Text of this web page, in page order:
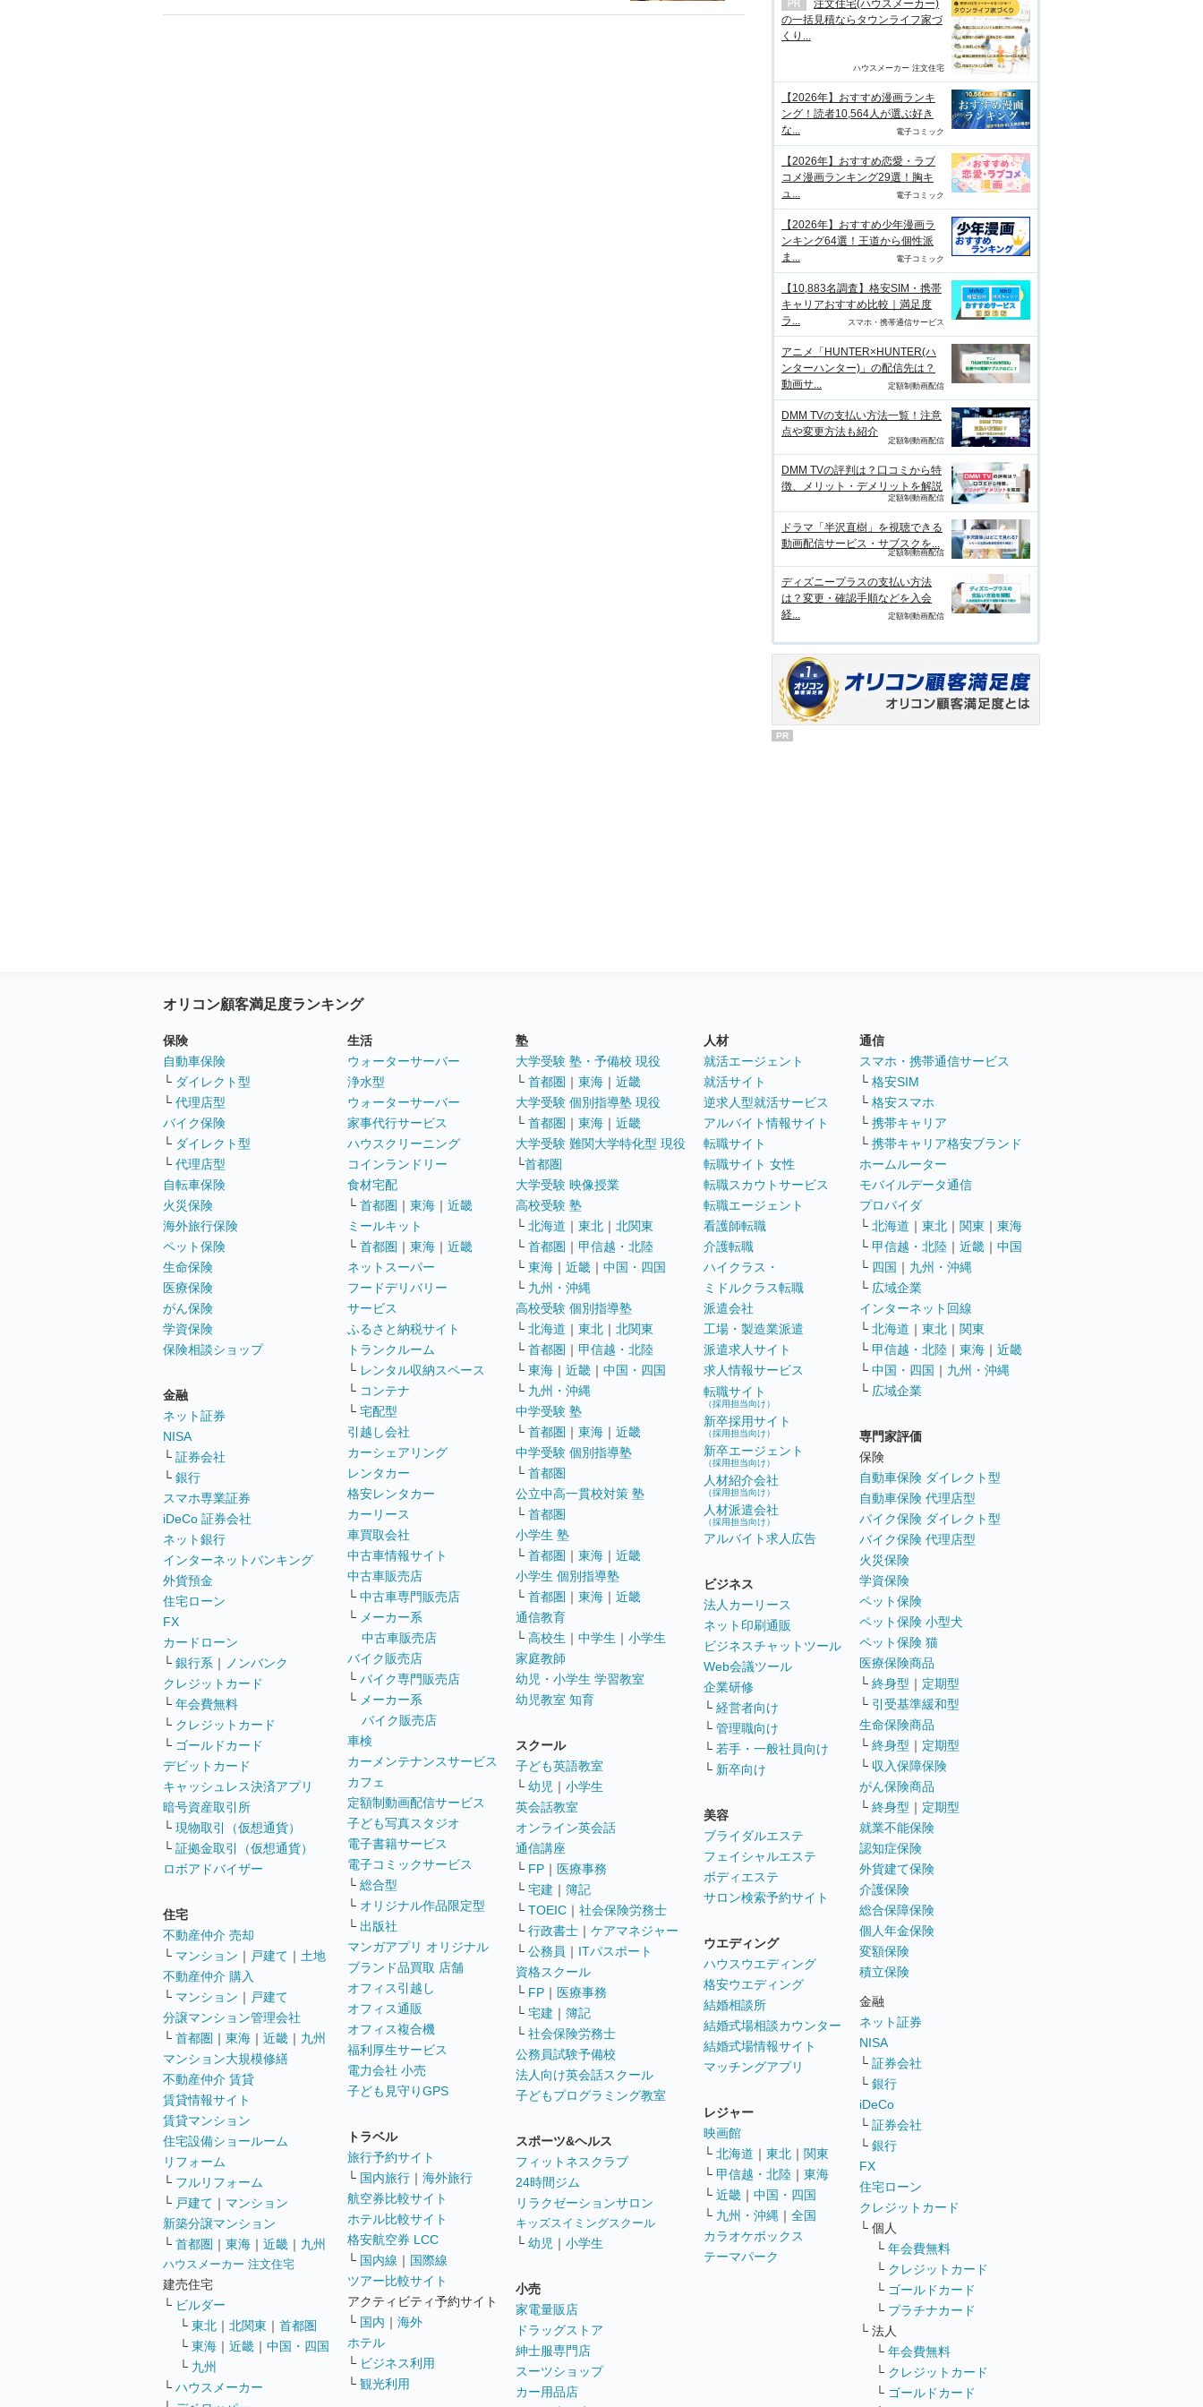
注文住宅(ハウスメーカー)
の一括見積ならタウンライフ家づ
くり...
ハウスメーカー 注文住宅
【2026年】おすすめ漫画ランキ
ング！読者10,564人が選ぶ好き
な...
電子コミック
【2026年】おすすめ恋愛・ラブ
コメ漫画ランキング29選！胸キ
ュ...
電子コミック
【2026年】おすすめ少年漫画ラ
ンキング64選！王道から個性派
ま...
電子コミック
【10,883名調査】格安SIM・携帯
キャリアおすすめ比較｜満足度
ラ...
スマホ・携帯通信サービス
アニメ「HUNTER×HUNTER(ハ
ンターハンター)」の配信先は？
動画サ...
定額制動画配信
DMM TVの支払い方法一覧！注意
点や変更方法も紹介
定額制動画配信
DMM TVの評判は？口コミから特
徴、メリット・デメリットを解説
定額制動画配信
ドラマ「半沢直樹」を視聴できる
動画配信サービス・サブスクを...
定額制動画配信
ディズニープラスの支払い方法
は？変更・確認手順などを入会
経...
定額制動画配信
PR
オリコン顧客満足度ランキング
保険
自動車保険
└ ダイレクト型
└ 代理店型
バイク保険
└ ダイレクト型
└ 代理店型
自転車保険
火災保険
海外旅行保険
ペット保険
生命保険
医療保険
がん保険
学資保険
保険相談ショップ
金融
ネット証券
NISA
└ 証券会社
└ 銀行
スマホ専業証券
iDeCo 証券会社
ネット銀行
インターネットバンキング
外貨預金
住宅ローン
FX
カードローン
└ 銀行系 ｜
ノンバンク
クレジットカード
└ 年会費無料
└ クレジットカード
└ ゴールドカード
デビットカード
キャッシュレス決済アプリ
暗号資産取引所
└ 現物取引（仮想通貨）
└ 証拠金取引（仮想通貨）
ロボアドバイザー
住宅
不動産仲介 売却
└ マンション ｜ 戸建て ｜ 土地
不動産仲介 購入
└ マンション ｜ 戸建て
分譲マンション管理会社
└ 首都圏 ｜ 東海 ｜ 近畿 ｜ 九州
マンション大規模修繕
不動産仲介 賃貸
賃貸情報サイト
賃貸マンション
住宅設備ショールーム
リフォーム
└ フルリフォーム
└ 戸建て ｜ マンション
新築分譲マンション
└ 首都圏 ｜ 東海 ｜ 近畿 ｜ 九州
ハウスメーカー 注文住宅
建売住宅
└ ビルダー
└ 東北 ｜ 北関東 ｜ 首都圏
└ 東海 ｜ 近畿 ｜ 中国・四国
└ 九州
└ ハウスメーカー
生活
ウォーターサーバー
浄水型
ウォーターサーバー
家事代行サービス
ハウスクリーニング
コインランドリー
食材宅配
└ 首都圏 ｜ 東海 ｜ 近畿
ミールキット
└ 首都圏 ｜ 東海 ｜ 近畿
ネットスーパー
フードデリバリー
サービス
ふるさと納税サイト
トランクルーム
└ レンタル収納スペース
└ コンテナ
└ 宅配型
引越し会社
カーシェアリング
レンタカー
格安レンタカー
カーリース
車買取会社
中古車情報サイト
中古車販売店
└ 中古車専門販売店
└ メーカー系
中古車販売店
バイク販売店
└ バイク専門販売店
└ メーカー系
バイク販売店
車検
カーメンテナンスサービス
カフェ
定額制動画配信サービス
子ども写真スタジオ
電子書籍サービス
電子コミックサービス
└ 総合型
└ オリジナル作品限定型
└ 出版社
マンガアプリ オリジナル
ブランド品買取 店舗
オフィス引越し
オフィス通販
オフィス複合機
福利厚生サービス
電力会社 小売
子ども見守りGPS
トラベル
旅行予約サイト
└ 国内旅行 ｜ 海外旅行
航空券比較サイト
ホテル比較サイト
格安航空券 LCC
└ 国内線 ｜ 国際線
ツアー比較サイト
アクティビティ予約サイト
└ 国内 ｜ 海外
ホテル
└ ビジネス利用
└ 観光利用
塾
大学受験 塾・予備校 現役
└ 首都圏 ｜ 東海 ｜ 近畿
大学受験 個別指導塾 現役
└ 首都圏 ｜ 東海 ｜ 近畿
大学受験 難関大学特化型 現役
└首都圏
大学受験 映像授業
高校受験 塾
└ 北海道 ｜ 東北 ｜ 北関東
└ 首都圏 ｜ 甲信越・北陸
└ 東海 ｜ 近畿 ｜ 中国・四国
└ 九州・沖縄
高校受験 個別指導塾
└ 北海道 ｜ 東北 ｜ 北関東
└ 首都圏 ｜ 甲信越・北陸
└ 東海 ｜ 近畿 ｜ 中国・四国
└ 九州・沖縄
中学受験 塾
└ 首都圏 ｜ 東海 ｜ 近畿
中学受験 個別指導塾
└ 首都圏
公立中高一貫校対策 塾
└ 首都圏
小学生 塾
└ 首都圏 ｜ 東海 ｜ 近畿
小学生 個別指導塾
└ 首都圏 ｜ 東海 ｜ 近畿
通信教育
└ 高校生 ｜ 中学生 ｜ 小学生
家庭教師
幼児・小学生 学習教室
幼児教室 知育
スクール
子ども英語教室
└ 幼児 ｜ 小学生
英会話教室
オンライン英会話
通信講座
└ FP ｜ 医療事務
└ 宅建 ｜ 簿記
└ TOEIC ｜ 社会保険労務士
└ 行政書士 ｜ ケアマネジャー
└ 公務員 ｜ ITパスポート
資格スクール
└ FP ｜ 医療事務
└ 宅建 ｜ 簿記
└ 社会保険労務士
公務員試験予備校
法人向け英会話スクール
子どもプログラミング教室
スポーツ&ヘルス
フィットネスクラブ
24時間ジム
リラクゼーションサロン
キッズスイミングスクール
└ 幼児 ｜ 小学生
小売
家電量販店
ドラッグストア
紳士服専門店
スーツショップ
カー用品店
人材
就活エージェント
就活サイト
逆求人型就活サービス
アルバイト情報サイト
転職サイト
転職サイト 女性
転職スカウトサービス
転職エージェント
看護師転職
介護転職
ハイクラス・
ミドルクラス転職
派遣会社
工場・製造業派遣
派遣求人サイト
求人情報サービス
転職サイト
（採用担当向け）
新卒採用サイト
（採用担当向け）
新卒エージェント
（採用担当向け）
人材紹介会社
（採用担当向け）
人材派遣会社
（採用担当向け）
アルバイト求人広告
ビジネス
法人カーリース
ネット印刷通販
ビジネスチャットツール
Web会議ツール
企業研修
└ 経営者向け
└ 管理職向け
└ 若手・一般社員向け
└ 新卒向け
美容
ブライダルエステ
フェイシャルエステ
ボディエステ
サロン検索予約サイト
ウエディング
ハウスウエディング
格安ウエディング
結婚相談所
結婚式場相談カウンター
結婚式場情報サイト
マッチングアプリ
レジャー
映画館
└ 北海道 ｜ 東北 ｜ 関東
└ 甲信越・北陸 ｜ 東海
└ 近畿 ｜ 中国・四国
└ 九州・沖縄 ｜ 全国
カラオケボックス
テーマパーク
通信
スマホ・携帯通信サービス
└ 格安SIM
└ 格安スマホ
└ 携帯キャリア
└ 携帯キャリア格安ブランド
ホームルーター
モバイルデータ通信
プロバイダ
└ 北海道 ｜ 東北 ｜ 関東 ｜ 東海
└ 甲信越・北陸 ｜ 近畿 ｜ 中国
└ 四国 ｜ 九州・沖縄
└ 広域企業
インターネット回線
└ 北海道 ｜ 東北 ｜ 関東
└ 甲信越・北陸 ｜ 東海 ｜ 近畿
└ 中国・四国 ｜ 九州・沖縄
└ 広域企業
専門家評価
保険
自動車保険 ダイレクト型
自動車保険 代理店型
バイク保険 ダイレクト型
バイク保険 代理店型
火災保険
学資保険
ペット保険
ペット保険 小型犬
ペット保険 猫
医療保険商品
└ 終身型 ｜ 定期型
└ 引受基準緩和型
生命保険商品
└ 終身型 ｜ 定期型
└ 収入保障保険
がん保険商品
└ 終身型 ｜ 定期型
就業不能保険
認知症保険
外貨建て保険
介護保険
総合保障保険
個人年金保険
変額保険
積立保険
金融
ネット証券
NISA
└ 証券会社
└ 銀行
iDeCo
└ 証券会社
└ 銀行
FX
住宅ローン
クレジットカード
└ 個人
└ 年会費無料
└ クレジットカード
└ ゴールドカード
└ プラチナカード
└ 法人
└ 年会費無料
└ クレジットカード
└ ゴールドカード